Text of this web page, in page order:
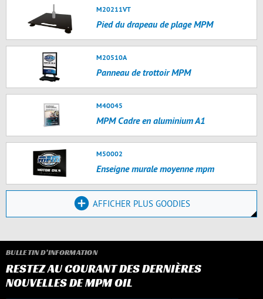
M20211VT
Pied du drapeau de plage MPM
M20510A
Panneau de trottoir MPM
M40045
MPM Cadre en aluminium A1
M50002
Enseigne murale moyenne mpm
AFFICHER PLUS GOODIES
BULLETIN D’INFORMATION
RESTEZ AU COURANT DES DERNIÈRES
NOUVELLES DE MPM OIL